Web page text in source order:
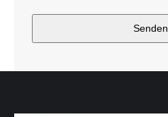
Senden